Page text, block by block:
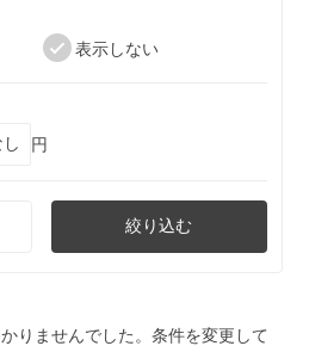
表示しない
円
絞り込む
りませんでした。条件を変更して